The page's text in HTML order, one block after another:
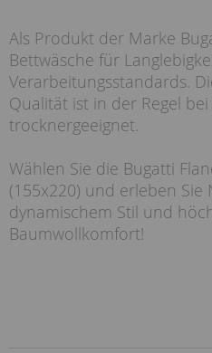
Als Produkt der Marke
Bettwäsche für
Verarbeitungsstandards.
Qualität ist in der Regel
trocknergeeignet.
Wählen Sie die Bugatti
(155x220) und erleben Sie
dynamischem Stil und
Baumwollkomfort!